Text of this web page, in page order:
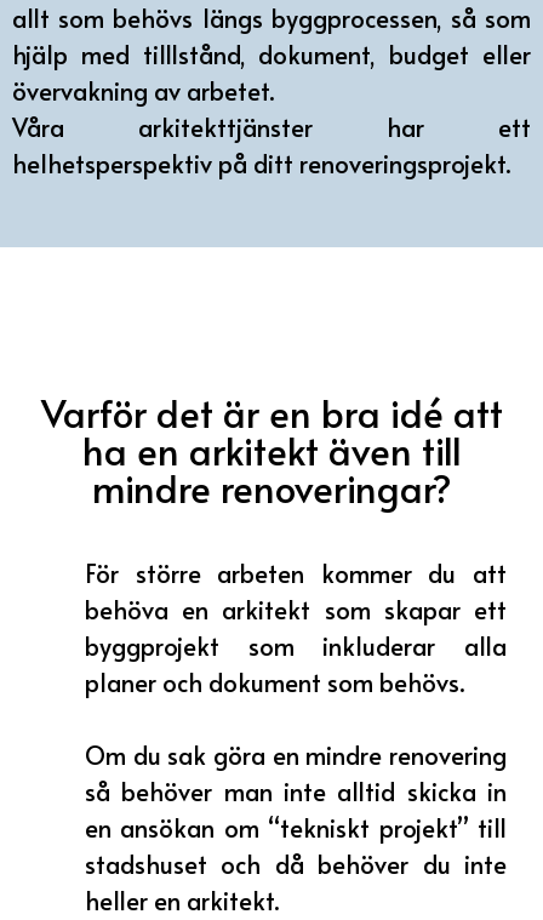
allt som behövs längs byggprocessen, så som
hjälp med tilllstånd, dokument, budget eller
övervakning av arbetet.
Våra arkitekttjänster har ett
helhetsperspektiv på ditt renoveringsprojekt.
Varför det är en bra idé att
ha en arkitekt även till
mindre renoveringar?
För större arbeten kommer du att
behöva en arkitekt som skapar ett
byggprojekt som inkluderar alla
planer och dokument som behövs.
Om du sak göra en mindre renovering
så behöver man inte alltid skicka in
en ansökan om “tekniskt projekt” till
stadshuset och då behöver du inte
heller en arkitekt.